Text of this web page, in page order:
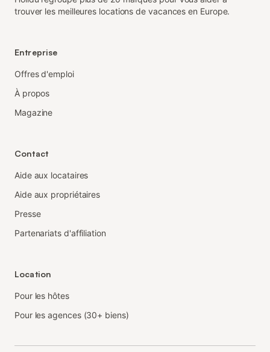
trouver les meilleures locations de vacances en Europe.
Entreprise
Offres d'emploi
À propos
Magazine
Contact
Aide aux locataires
Aide aux propriétaires
Presse
Partenariats d'affiliation
Location
Pour les hôtes
Pour les agences (30+ biens)